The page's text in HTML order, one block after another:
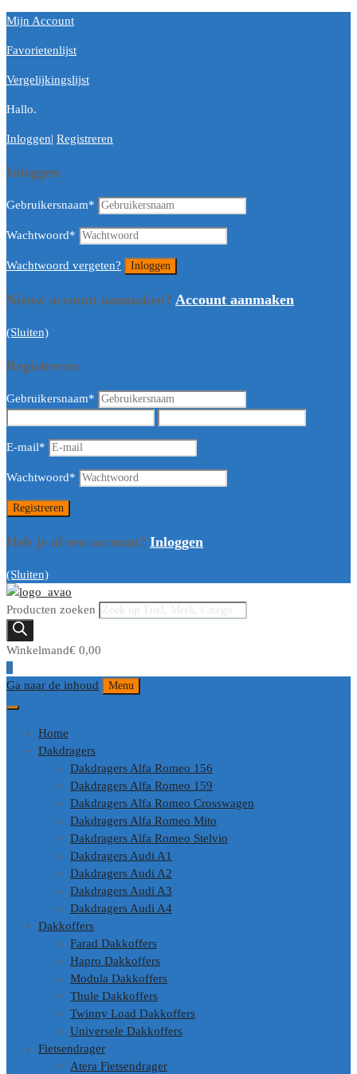
Mijn Account
Favorietenlijst
Vergelijkingslijst
Hallo.
Inloggen| Registreren
Inloggen
Gebruikersnaam*
Wachtwoord*
Wachtwoord vergeten?
Nieuw account aanmaken? Account aanmaken
(Sluiten)
Registreren
Gebruikersnaam*
E-mail*
Wachtwoord*
Heb je al een account? Inloggen
(Sluiten)
Producten zoeken
Winkelmand€ 0,00
0
Ga naar de inhoud
Menu
Home
Dakdragers
Dakdragers Alfa Romeo 156
Dakdragers Alfa Romeo 159
Dakdragers Alfa Romeo Crosswagen
Dakdragers Alfa Romeo Mito
Dakdragers Alfa Romeo Stelvio
Dakdragers Audi A1
Dakdragers Audi A2
Dakdragers Audi A3
Dakdragers Audi A4
Dakkoffers
Farad Dakkoffers
Hapro Dakkoffers
Modula Dakkoffers
Thule Dakkoffers
Twinny Load Dakkoffers
Universele Dakkoffers
Fietsendrager
Atera Fietsendrager